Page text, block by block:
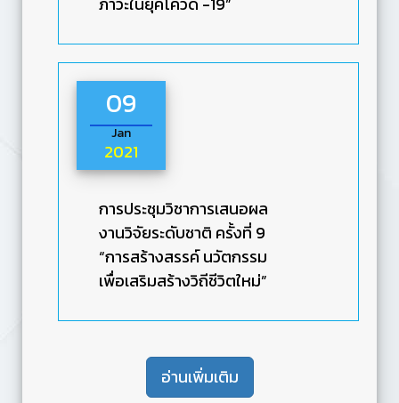
09
Jan
2021
การประชุมวิชาการเสนอผล
งานวิจัยระดับชาติ ครั้งที่ 9
“การสร้างสรรค์ นวัตกรรม
เพื่อเสริมสร้างวิถีชีวิตใหม่”
อ่านเพิ่มเติม